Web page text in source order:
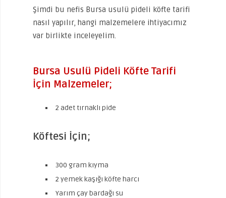
Şimdi bu nefis Bursa usulü pideli köfte tarifi
nasıl yapılır, hangi malzemelere ihtiyacımız
var birlikte inceleyelim.
Bursa Usulü Pideli Köfte Tarifi
İçin Malzemeler;
2 adet tırnaklı pide
Köftesi İçin;
300 gram kıyma
2 yemek kaşığı köfte harcı
Yarım çay bardağı su